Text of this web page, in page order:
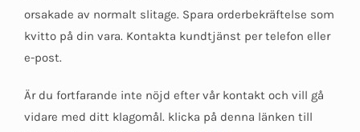
orsakade av normalt slitage. Spara orderbekräftelse som
kvitto på din vara. Kontakta kundtjänst per telefon eller
e-post.
Är du fortfarande inte nöjd efter vår kontakt och vill gå
vidare med ditt klagomål. klicka på denna länken till